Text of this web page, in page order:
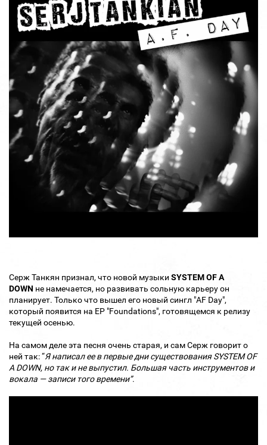
Серж Танкян признал, что новой музыки SYSTEM OF A
DOWN не намечается, но развивать сольную карьеру он
планирует. Только что вышел его новый сингл "AF Day",
который появится на EP "Foundations", готовящемся к релизу
текущей осенью.
На самом деле эта песня очень старая, и сам Серж говорит о
ней так: “Я написал ее в первые дни существования SYSTEM OF
A DOWN, но так и не выпустил. Большая часть инструментов и
вокала — записи того времени”.